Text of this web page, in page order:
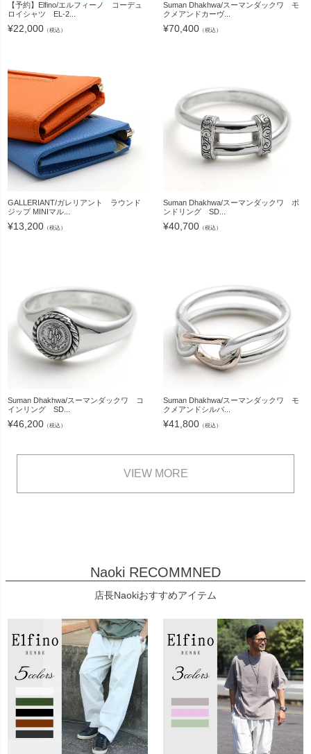
【予約】Elfino/エルフィーノ コーデュ
ロイシャツ EL-2...
¥22,000 （税込）
Suman Dhakhwa/スーマンダックワ モ
クメアンドカーヴ...
¥70,400 （税込）
GALLERIANT/ガレリアント ラウンド
ジップ MINIマル...
¥13,200 （税込）
Suman Dhakhwa/スーマンダックワ ボ
ンドリング SD...
¥40,700 （税込）
Suman Dhakhwa/スーマンダックワ コ
インリング SD...
¥46,200 （税込）
Suman Dhakhwa/スーマンダックワ モ
クメアンドシルバ...
¥41,800 （税込）
VIEW MORE
Naoki RECOMMNED
店長Naokiおすすめアイテム